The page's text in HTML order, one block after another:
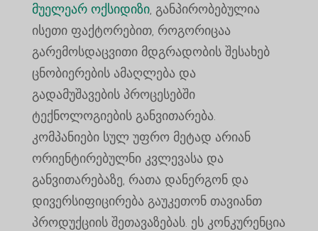
მუელეარ ოქსიდიზი, განპირობებულია
ისეთი ფაქტორებით, როგორიცაა
გარემოსდაცვითი მდგრადობის შესახებ
ცნობიერების ამაღლება და
გადამუშავების პროცესებში
ტექნოლოგიების განვითარება.
კომპანიები სულ უფრო მეტად არიან
ორიენტირებულნი კვლევასა და
განვითარებაზე, რათა დანერგონ და
დივერსიფიცირება გაუკეთონ თავიანთ
პროდუქციის შეთავაზებას. ეს კონკურენცია